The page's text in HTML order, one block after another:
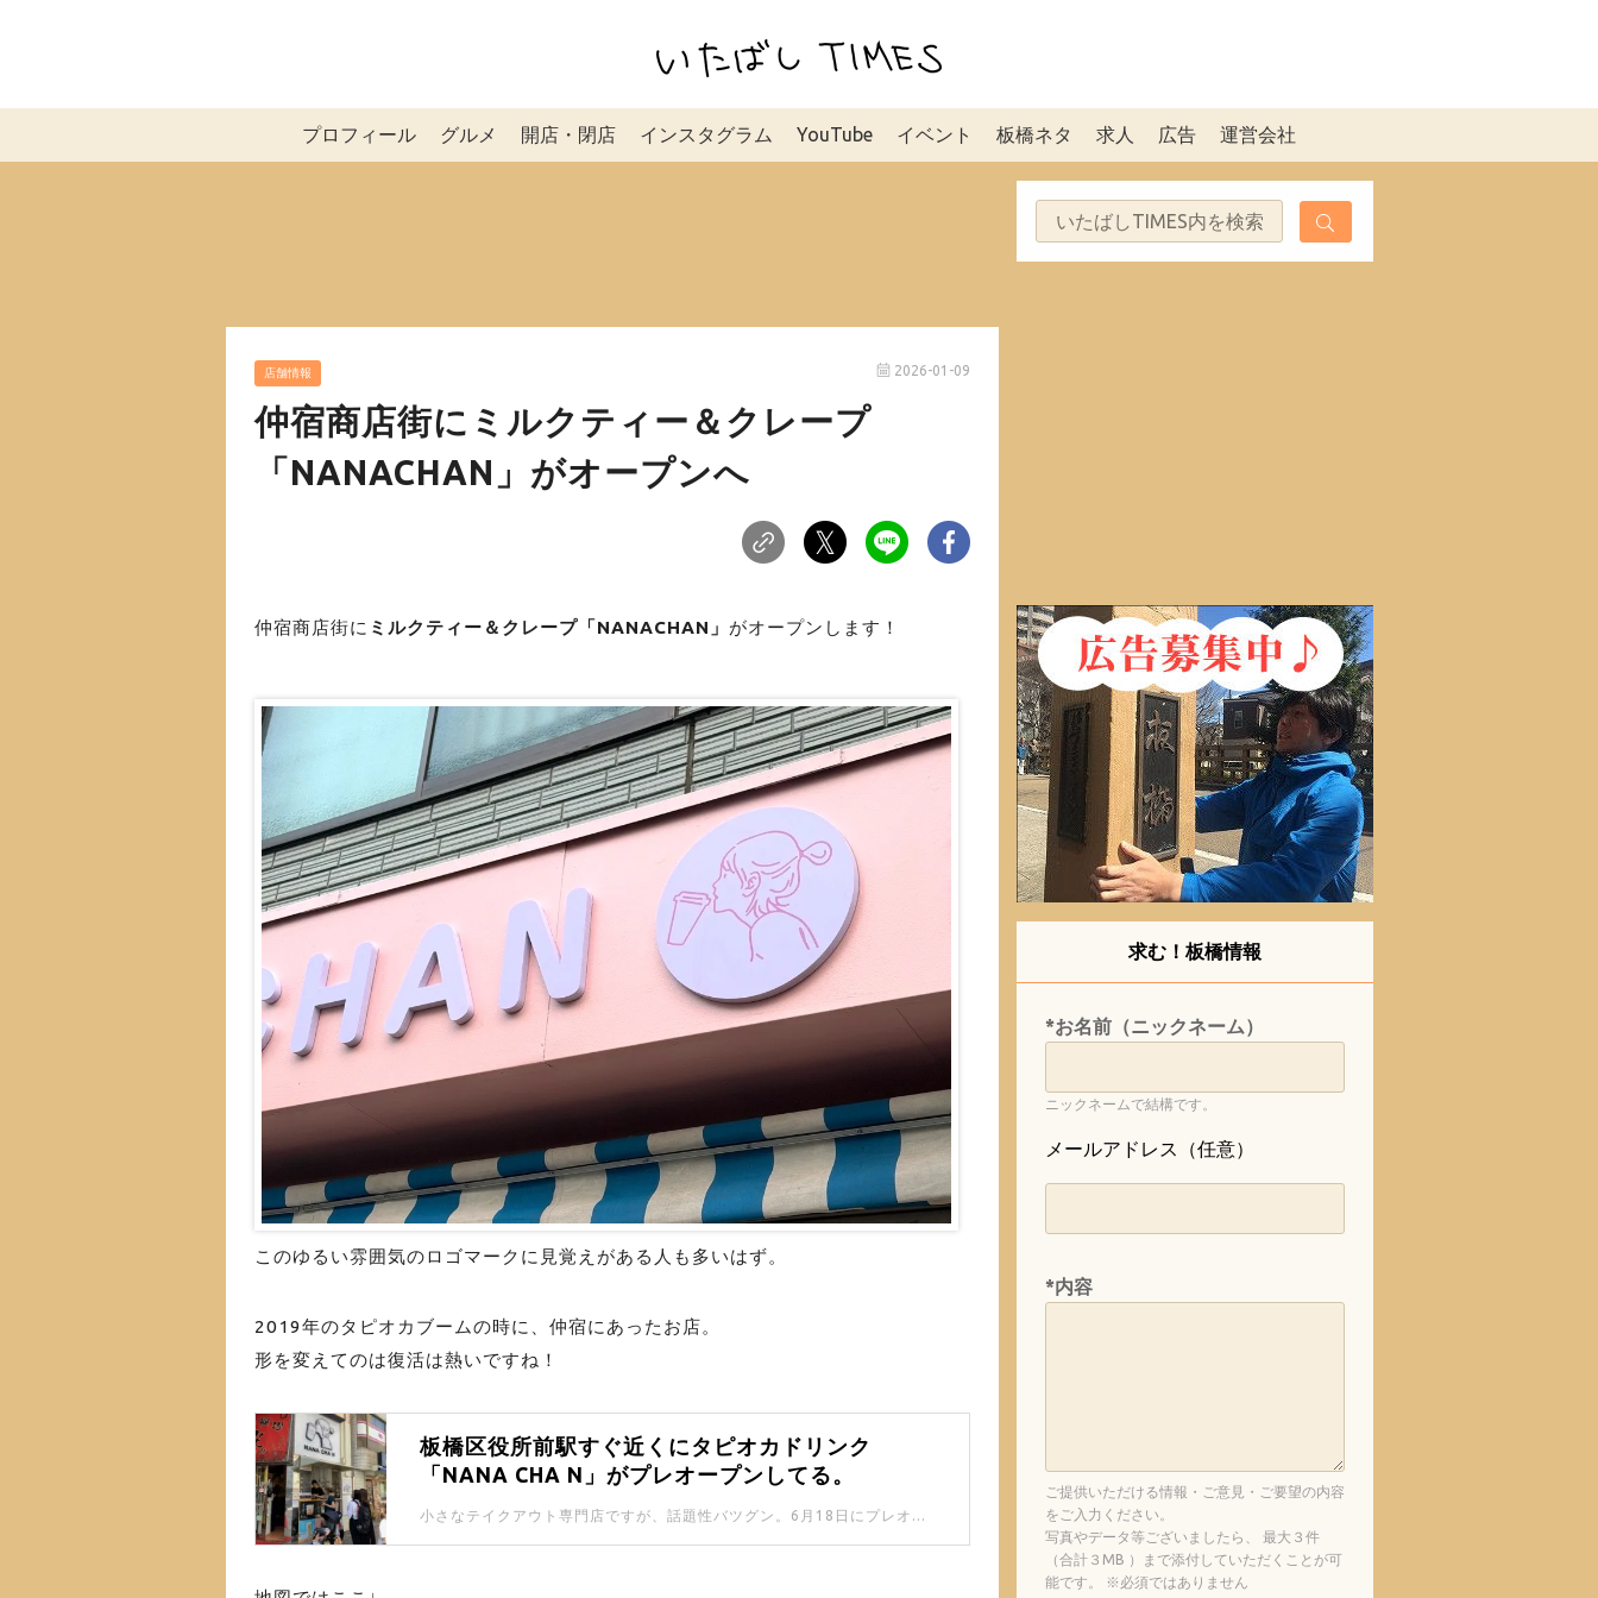
プロフィール グルメ 開店・閉店 インスタグラム YouTube イベント 板橋ネタ 求人 広告 運営会社
店舗情報 2026-01-09
仲宿商店街にミルクティー＆クレープ
「NANACHAN」がオープンへ
仲宿商店街に ミルクティー＆クレープ「NANACHAN」 がオープンします！
このゆるい雰囲気のロゴマークに見覚えがある人も多いはず。
2019年のタピオカブームの時に、仲宿にあったお店。
形を変えてのは復活は熱いですね！
板橋区役所前駅すぐ近くにタピオカドリンク
「NANA CHA N」がプレオープンしてる。
小さなテイクアウト専門店ですが、話題性バツグン。6月18日にプレオープンしてから、よく行列ができています。
求む！板橋情報
*お名前（ニックネーム）
ニックネームで結構です。
メールアドレス（任意）
*内容
ご提供いただける情報・ご意見・ご要望の内容
をご入力ください。
写真やデータ等ございましたら、 最大３件
（合計３MB ）まで添付していただくことが可
能です。 ※必須ではありません